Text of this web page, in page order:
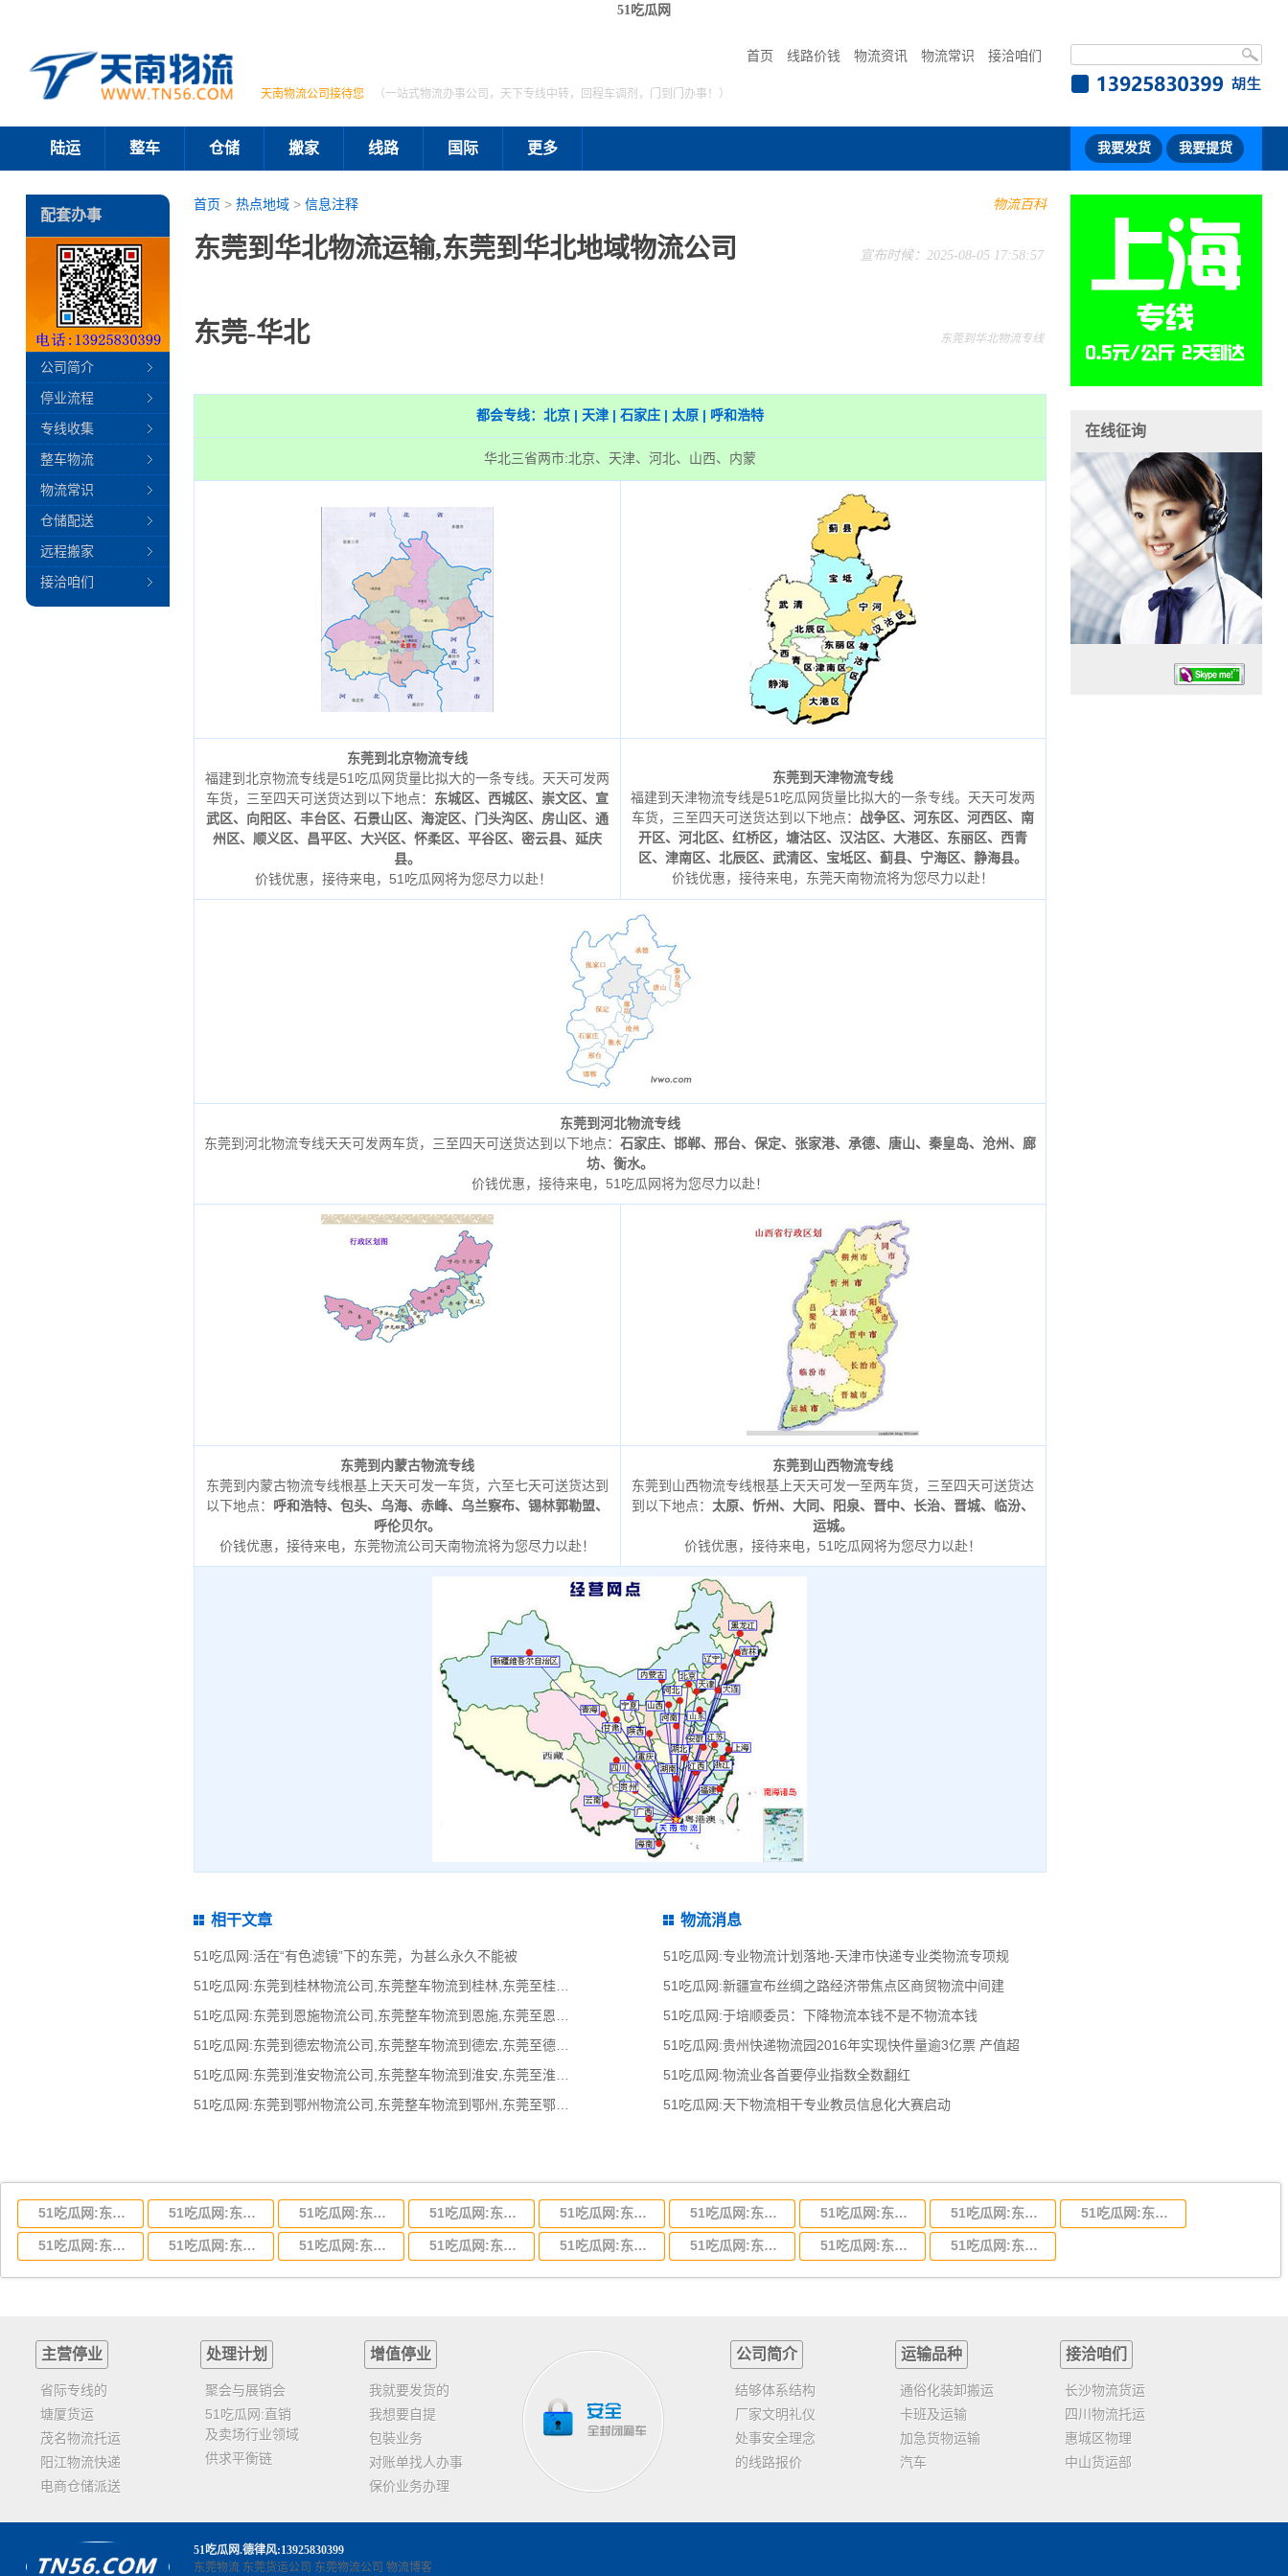
51吃瓜网
首页 线路价钱 物流资讯 物流常识 接洽咱们
天南物流公司接待您 （一站式物流办事公司，天下专线中转，回程车调剂，门到门办事！）
陆运 整车 仓储 搬家 线路 国际 更多 我要发货 我要提货
物流百科
首页 > 热点地域> 信息注释
东莞到华北物流运输,东莞到华北地域物流公司 宣布时候：2025-08-05 17:58:57
东莞-华北 东莞到华北物流专线
都会专线：北京 | 天津 | 石家庄 | 太原 | 呼和浩特
华北三省两市:北京、天津、河北、山西、内蒙
东莞到北京物流专线
福建到北京物流专线是51吃瓜网货量比拟大的一条专线。天天可发两
车货，三至四天可送货达到以下地点： 东城区、西城区、崇文区、宣
武区、向阳区、丰台区、石景山区、海淀区、门头沟区、房山区、通
州区、顺义区、昌平区、大兴区、怀柔区、平谷区、密云县、延庆
县。
价钱优惠，接待来电，51吃瓜网将为您尽力以赴！
东莞到天津物流专线
福建到天津物流专线是51吃瓜网货量比拟大的一条专线。天天可发两
车货，三至四天可送货达到以下地点： 战争区、河东区、河西区、南
开区、河北区、红桥区，塘沽区、汉沽区、大港区、东丽区、西青
区、津南区、北辰区、武清区、宝坻区、蓟县、宁海区、静海县。
价钱优惠，接待来电，东莞天南物流将为您尽力以赴！
东莞到河北物流专线
东莞到河北物流专线天天可发两车货，三至四天可送货达到以下地点： 石家庄、邯郸、邢台、保定、张家港、承德、唐山、秦皇岛、沧州、廊
坊、衡水。
价钱优惠，接待来电，51吃瓜网将为您尽力以赴！
东莞到内蒙古物流专线
东莞到内蒙古物流专线根基上天天可发一车货，六至七天可送货达到
以下地点： 呼和浩特、包头、乌海、赤峰、乌兰察布、锡林郭勒盟、
呼伦贝尔。
价钱优惠，接待来电，东莞物流公司天南物流将为您尽力以赴！
东莞到山西物流专线
东莞到山西物流专线根基上天天可发一至两车货，三至四天可送货达
到以下地点：太原、忻州、大同、阳泉、晋中、长治、晋城、临汾、
运城。
价钱优惠，接待来电，51吃瓜网将为您尽力以赴！
相干文章
51吃瓜网:活在“有色滤镜”下的东莞，为甚么永久不能被
51吃瓜网:东莞到桂林物流公司,东莞整车物流到桂林,东莞至桂林物流专线 - 天南
51吃瓜网:东莞到德宏物流公司,东莞整车物流到德宏,东莞至德宏物流专线 - 天南
物流消息
51吃瓜网:专业物流计划落地-天津市快递专业类物流专项规
51吃瓜网:新疆宣布丝绸之路经济带焦点区商贸物流中间建
51吃瓜网:于培顺委员：下降物流本钱不是不物流本钱
51吃瓜网:贵州快递物流园2016年实现快件量逾3亿票 产值超
51吃瓜网:物流业各首要停业指数全数翻红
51吃瓜网:天下物流相干专业教员信息化大赛启动
配套办事
公司简介
停业流程
专线收集
整车物流
物流常识
仓储配送
远程搬家
接洽咱们
在线征询
51吃瓜网:东莞到湖北省物流专线,东莞到湖北省物流公司 51吃瓜网:东莞到河南省物流专线,东莞到河南省物流公司 51吃瓜网:东莞到湖南省物流专线,东莞到湖南省物流公司 51吃瓜网:东莞到河北省物流专线,东莞到河北省物流公司 51吃瓜网:东莞到吉林省物流运输,东莞到吉林省物流公司 51吃瓜网:东莞到甘肃省物流运输,东莞到甘肃省物流公司 51吃瓜网:东莞到陕西省物流运输,东莞到陕西省物流公司 51吃瓜网:东莞到贵州省物流运输,东莞到贵州省物流公司 51吃瓜网:东莞到四川省物流专线,东莞到四川省物流公司
51吃瓜网:东莞到云南省物流运输,东莞到云南省物流公司 51吃瓜网:东莞到江西省物流专线,东莞到江西省物流公司 51吃瓜网:东莞到安徽省物流专线,东莞到安徽省物流公司 51吃瓜网:东莞到山东省物流专线,东莞到山东省物流公司 51吃瓜网:东莞到江苏物流专线运输,东莞到江苏省物流公司 51吃瓜网:东莞到浙江省物流运输,东莞到浙江省物流公司 51吃瓜网:东莞到福建省物流运输,东莞到福建省物流公司 51吃瓜网:东莞到广西物流专线,东莞到广西物流公司
主营停业
省际专线的
塘厦货运
茂名物流托运
阳江物流快递
电商仓储派送
处理计划
聚会与展销会
51吃瓜网:直销
及卖场行业领域
供求平衡链
增值停业
我就要发货的
我想要自提
包裝业务
对账单找人办事
保价业务办理
公司简介
结够体系结构
厂家文明礼仪
处事安全理念
的线路报价
运输品种
通俗化装卸搬运
卡班及运输
加急货物运输
汽车
接洽咱们
长沙物流货运
四川物流托运
惠城区物理
中山货运部
51吃瓜网.德律风:13925830399
东莞物流 东莞货运公司 东莞物流公司 物流博客